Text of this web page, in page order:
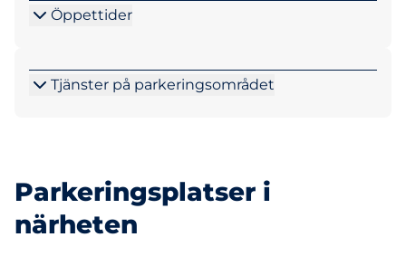
Öppettider
Tjänster på parkeringsområdet
Parkeringsplatser i
närheten